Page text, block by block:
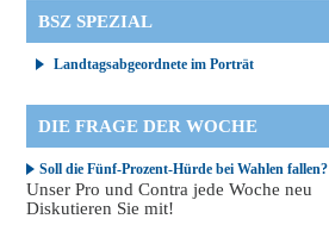
BSZ SPEZIAL
Landtagsabgeordnete im Porträt
DIE FRAGE DER WOCHE
Soll die Fünf-Prozent-Hürde bei Wahlen fallen?
Unser Pro und Contra jede Woche neu
Diskutieren Sie mit!